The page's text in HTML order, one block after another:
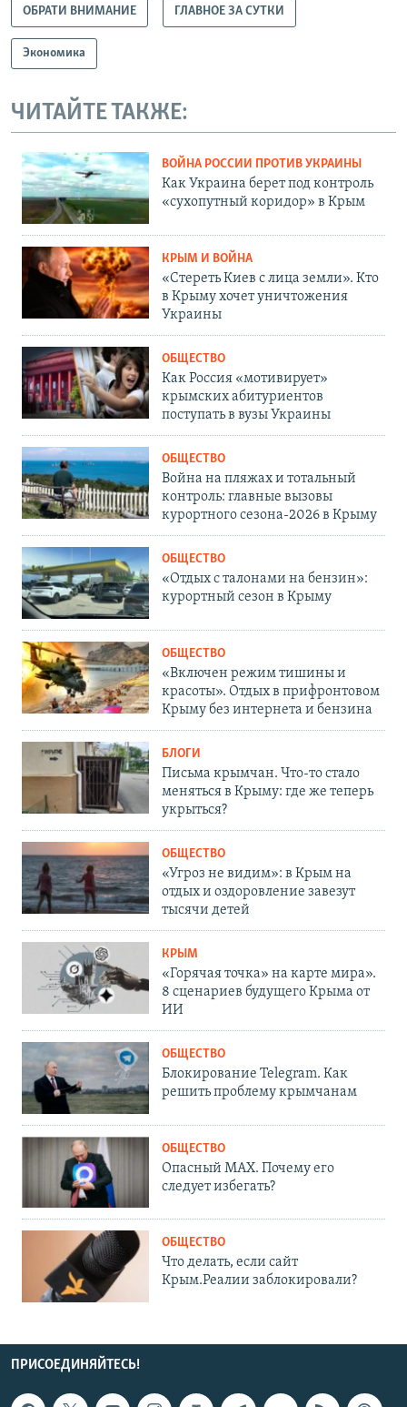
ОБРАТИ ВНИМАНИЕ ГЛАВНОЕ ЗА СУТКИ
Экономика
ЧИТАЙТЕ ТАКЖЕ:
ВОЙНА РОССИИ ПРОТИВ УКРАИНЫ
Как Украина берет под контроль
«сухопутный коридор» в Крым
КРЫМ И ВОЙНА
«Стереть Киев с лица земли». Кто
в Крыму хочет уничтожения
Украины
ОБЩЕСТВО
Как Россия «мотивирует»
крымских абитуриентов
поступать в вузы Украины
ОБЩЕСТВО
Война на пляжах и тотальный
контроль: главные вызовы
курортного сезона-2026 в Крыму
ОБЩЕСТВО
«Отдых с талонами на бензин»:
курортный сезон в Крыму
ОБЩЕСТВО
«Включен режим тишины и
красоты». Отдых в прифронтовом
Крыму без интернета и бензина
БЛОГИ
Письма крымчан. Что-то стало
меняться в Крыму: где же теперь
укрыться?
ОБЩЕСТВО
«Угроз не видим»: в Крым на
отдых и оздоровление завезут
тысячи детей
КРЫМ
«Горячая точка» на карте мира».
8 сценариев будущего Крыма от
ИИ
ОБЩЕСТВО
Блокирование Telegram. Как
решить проблему крымчанам
ОБЩЕСТВО
Опасный MAX. Почему его
следует избегать?
ОБЩЕСТВО
Что делать, если сайт
Крым.Реалии заблокировали?
ПРИСОЕДИНЯЙТЕСЬ!